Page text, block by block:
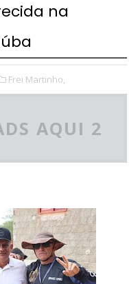
na
Frei Martinho,
AQUI 2